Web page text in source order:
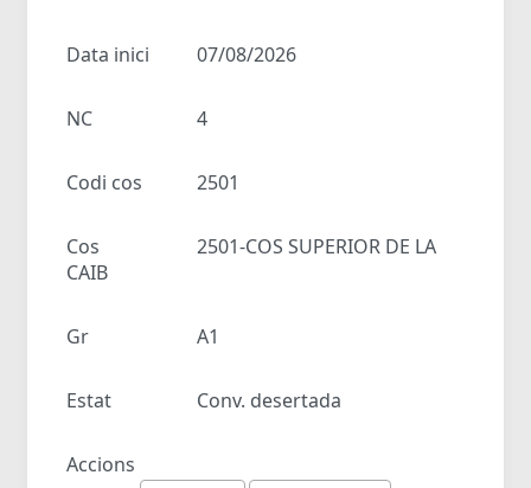
Data inici 07/08/2026
NC 4
Codi cos 2501
Cos
2501-COS SUPERIOR DE LA
CAIB
Gr A1
Estat Conv. desertada
Accions